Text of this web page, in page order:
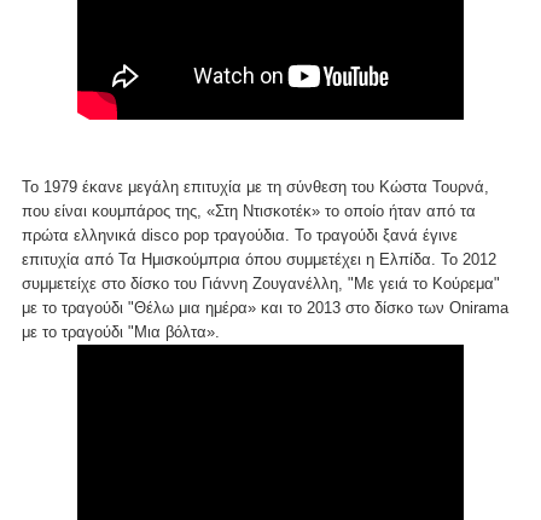
To 1979 έκανε μεγάλη επιτυχία με τη σύνθεση του Κώστα Τουρνά,
που είναι κουμπάρος της, «Στη Ντισκοτέκ» το οποίο ήταν από τα
πρώτα ελληνικά disco pop τραγούδια. Το τραγούδι ξανά έγινε
επιτυχία από Τα Ημισκούμπρια όπου συμμετέχει η Ελπίδα. Το 2012
συμμετείχε στο δίσκο του Γιάννη Ζουγανέλλη, "Με γειά το Κούρεμα"
με το τραγούδι "Θέλω μια ημέρα» και το 2013 στο δίσκο των Onirama
με το τραγούδι "Μια βόλτα».